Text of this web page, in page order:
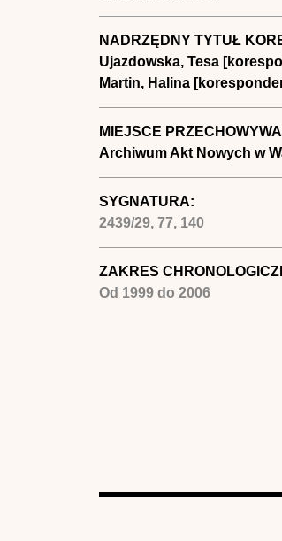
NADRZĘDNY TYTUŁ
Ujazdowska, Tesa
Martin, Halina
MIEJSCE
Archiwum Akt Nowych w
SYGNATURA:
2439/29, 77, 140
ZAKRES
Od 1999do 2006